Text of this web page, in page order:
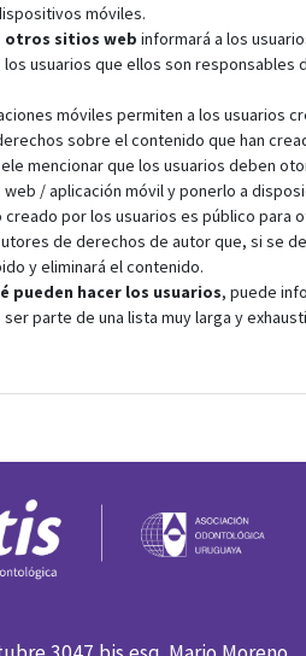
móviles.
otros sitios web informará a los
usuarios que ellos son responsables
móviles permiten a los usuarios
sobre el contenido que han
mencionar que los usuarios deben
/ aplicación móvil y ponerlo a
por los usuarios es público para
de derechos de autor que, si se
y eliminará el contenido.
pueden hacer los usuarios, puede
parte de una lista muy larga y